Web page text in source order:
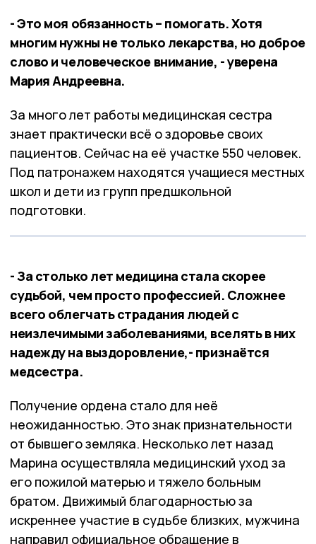
- Это моя обязанность – помогать. Хотя
многим нужны не только лекарства, но доброе
слово и человеческое внимание, - уверена
Мария Андреевна.
За много лет работы медицинская сестра
знает практически всё о здоровье своих
пациентов. Сейчас на её участке 550 человек.
Под патронажем находятся учащиеся местных
школ и дети из групп предшкольной
подготовки.
- За столько лет медицина стала скорее
судьбой, чем просто профессией. Сложнее
всего облегчать страдания людей с
неизлечимыми заболеваниями, вселять в них
надежду на выздоровление,- признаётся
медсестра.
Получение ордена стало для неё
неожиданностью. Это знак признательности
от бывшего земляка. Несколько лет назад
Марина осуществляла медицинский уход за
его пожилой матерью и тяжело больным
братом. Движимый благодарностью за
искреннее участие в судьбе близких, мужчина
направил официальное обращение в